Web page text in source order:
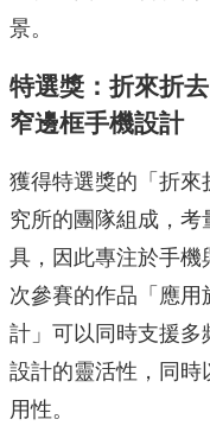
景。
特選獎：折來折
窄邊框手機設計
獲得特選獎的「折
究所的團隊組成，考
具，因此專注於手
次參賽的作品「應
計」可以同時支援多
設計的靈活性，同
用性。